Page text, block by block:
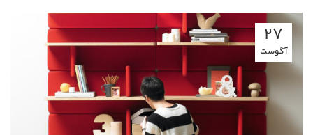
27
آگوست